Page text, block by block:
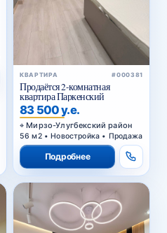
КВАРТИРА #000381
Продаётся 2-комнатная
квартира Паркенский
83 500 у.е.
Мирзо-Улугбекский район
56 м2 • Новостройка • Продажа
Подробнее